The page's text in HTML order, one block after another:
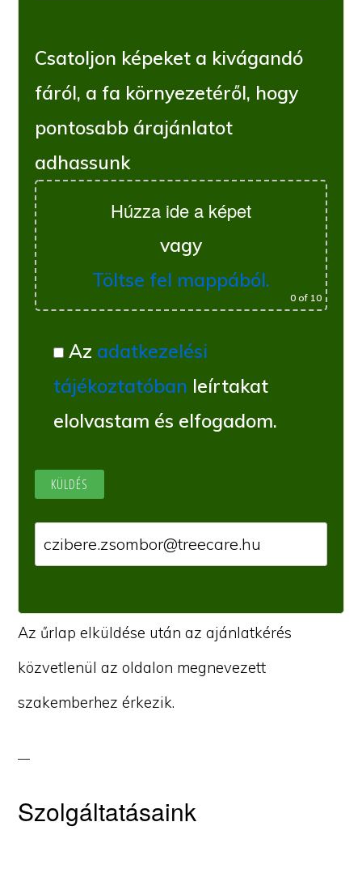
Csatoljon képeket a kivágandó
fáról, a fa környezetéről, hogy
pontosabb árajánlatot
adhassunk
Húzza ide a képet
vagy
Töltse fel mappából.
0of 10
Az adatkezelési
tájékoztatóban leírtakat
elolvastam és elfogadom.
Az űrlap elküldése után az ajánlatkérés
közvetlenül az oldalon megnevezett
szakemberhez érkezik.
Szolgáltatásaink